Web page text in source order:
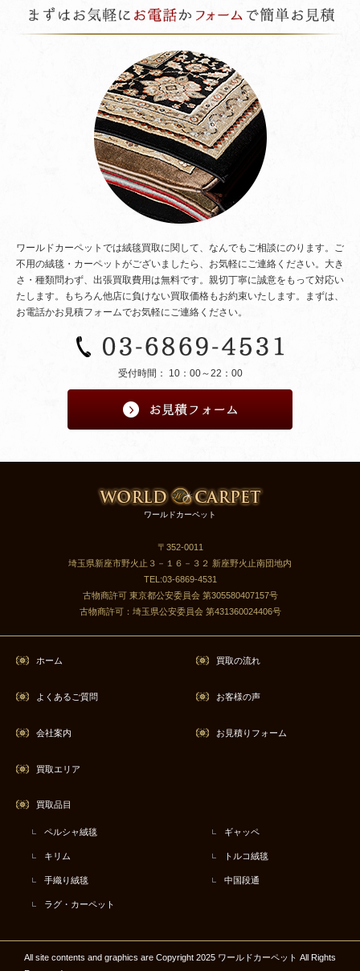
ワールドカーペットでは絨毯買取に関して、なんでもご相談にのります。ご
不用の絨毯・カーペットがございましたら、お気軽にご連絡ください。大き
さ・種類問わず、出張買取費用は無料です。親切丁寧に誠意をもって対応い
たします。もちろん他店に負けない買取価格もお約束いたします。まずは、
お電話かお見積フォームでお気軽にご連絡ください。
受付時間： 10：00～22：00
ワールドカーペット
〒352-0011
埼玉県新座市野火止３－１６－３２ 新座野火止南団地内
TEL:03-6869-4531
古物商許可 東京都公安委員会 第305580407157号
古物商許可：埼玉県公安委員会 第431360024406号
ホーム 買取の流れ
よくあるご質問 お客様の声
会社案内 お見積りフォーム
買取エリア
買取品目
ペルシャ絨毯 ギャッペ
キリム トルコ絨毯
手織り絨毯 中国段通
ラグ・カーペット
All site contents and graphics are Copyright 2025 ワールドカーペット All Rights